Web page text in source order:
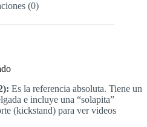
(0)
Es la referencia absoluta. Tiene un
e incluye una “solapita”
(kickstand) para ver videos